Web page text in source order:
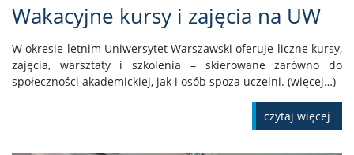
Wakacyjne kursy i zajęcia na UW
W okresie letnim Uniwersytet Warszawski oferuje liczne kursy,
zajęcia, warsztaty i szkolenia – skierowane zarówno do
społeczności akademickiej, jak i osób spoza uczelni. (więcej…)
czytaj więcej